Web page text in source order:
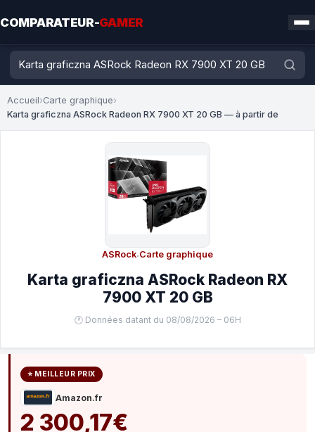
COMPARATEUR-GAMER
Accueil›Carte graphique›
Karta graficzna ASRock Radeon RX 7900 XT 20 GB — à partir de
ASRock·Carte graphique
Karta graficzna ASRock Radeon RX
7900 XT 20 GB
🕐 Données datant du 08/08/2026 – 06H
⭐ MEILLEUR PRIX
Amazon.fr
2 300,17€